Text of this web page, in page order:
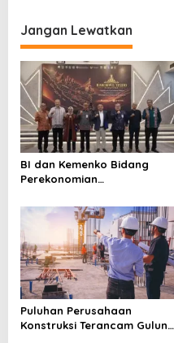
g
a
s
i
p
o
s
Jangan Lewatkan
BI dan Kemenko Bidang
Perekonomian
TP2DD: Akselerasi
Sistem Pembayaran untuk
Peningkatan PDRD di
Sumatera
Puluhan Perusahaan
Konstruksi Terancam Gulung